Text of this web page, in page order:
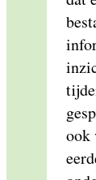
ook